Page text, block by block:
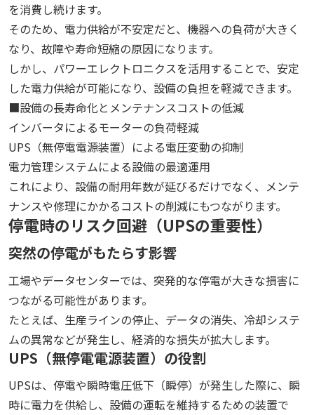
を消費し続けます。
そのため、電力供給が不安定だと、機器への負荷が大きく
なり、故障や寿命短縮の原因になります。
しかし、パワーエレクトロニクスを活用することで、安定
した電力供給が可能になり、設備の負担を軽減できます。
■設備の長寿命化とメンテナンスコストの低減
インバータによるモーターの負荷軽減
UPS（無停電電源装置）による電圧変動の抑制
電力管理システムによる設備の最適運用
これにより、設備の耐用年数が延びるだけでなく、メンテ
ナンスや修理にかかるコストの削減にもつながります。
停電時のリスク回避（UPSの重要性）
突然の停電がもたらす影響
工場やデータセンターでは、突発的な停電が大きな損害に
つながる可能性があります。
たとえば、生産ラインの停止、データの消失、冷却システ
ムの異常などが発生し、経済的な損失が拡大します。
UPS（無停電電源装置）の役割
UPSは、停電や瞬時電圧低下（瞬停）が発生した際に、瞬
時に電力を供給し、設備の運転を維持するための装置で